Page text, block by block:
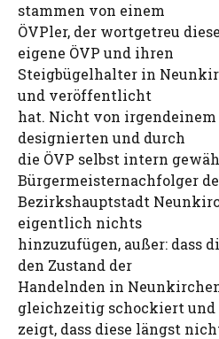
stammen von einem
ÖVPler, der wortgetreu
eigene ÖVP und ihren
Steigbügelhalter in
und veröffentlicht
hat. Nicht von irgendeinem
designierten und durch
die ÖVP selbst intern
Bürgermeisternachfolger
Bezirkshauptstadt
eigentlich nichts
hinzuzufügen, außer: dass
den Zustand der
Handelnden in
gleichzeitig schockiert und
zeigt, dass diese längst